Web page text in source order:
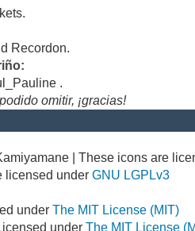
Recordon.
.
omitir, ¡gracias!
| These icons are
licensed underGNU LGPLv3
underThe MIT License (MIT)
underThe MIT License